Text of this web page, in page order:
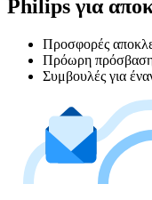
Philips για
Προσφορές
Πρόωρη πρόσβαση
Συμβουλές για